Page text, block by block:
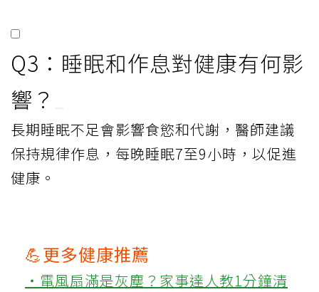
Q3：睡眠和作息對健康有何影
響？
長期睡眠不足會影響食慾和代謝，醫師建議
保持規律作息，每晚睡眠7至9小時，以促進
健康。
💪更多健康推薦
‧電風扇滿是灰塵？家事達人教1分鐘清